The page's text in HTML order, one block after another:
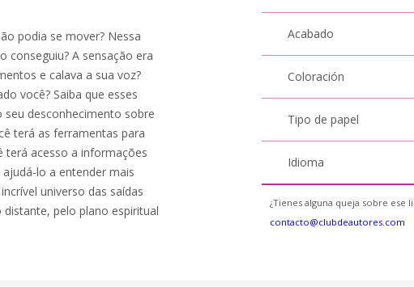
podia se mover? Nessa
conseguiu? A sensação era
e calava a sua voz?
você? Saiba que esses
desconhecimento sobre
terá as ferramentas para
terá acesso a informações
lo a entender mais
universo das saídas
pelo plano espiritual
Acabado
Coloración
Tipo de papel
Idioma
¿Tienes alguna queja sobre
contacto@clubdeautores.com